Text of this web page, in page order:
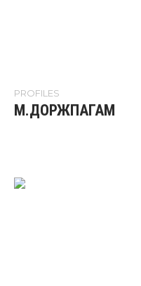
PROFILES
М.ДОРЖПАГАМ